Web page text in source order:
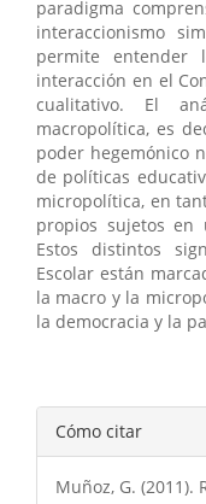
paradigma
interaccionismo
permite entender
interacción en el
cualitativo. El
macropolítica, es
poder hegemónico
de políticas
micropolítica, en
propios sujetos en
Estos distintos
Escolar están
la macro y la
la democracia y la
Detalles
del
Cómo citar
Muñoz, G.